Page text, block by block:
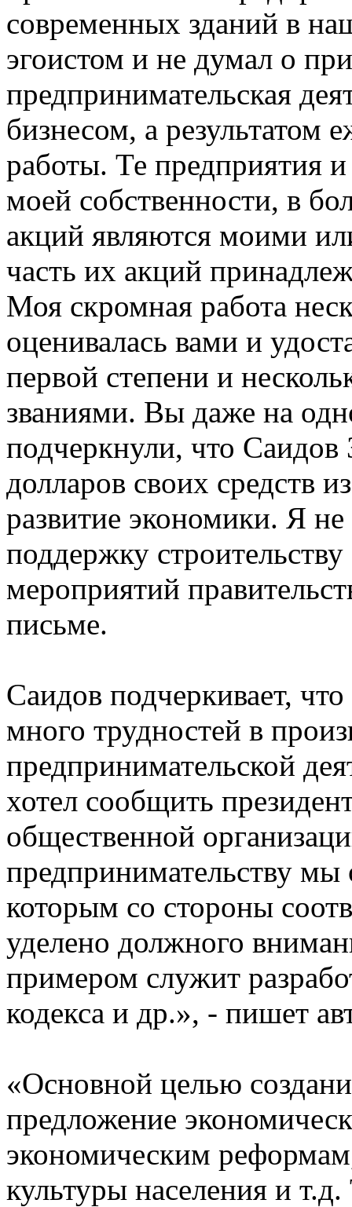
современных зданий в
эгоистом и не думал о
предпринимательская
бизнесом, а результатом
работы. Те предприятия
моей собственности, в
акций являются моими
часть их акций
Моя скромная работа
оценивалась вами и
первой степени и
званиями. Вы даже на
подчеркнули, что
долларов своих средств
развитие экономики. Я
поддержку
мероприятий
письме.
Саидов подчеркивает,
много трудностей в
предпринимательской
хотел сообщить
общественной
предпринимательству
которым со стороны
уделено должного
примером служит
кодекса и др.», - пишет
«Основной целью
предложение
экономическим
культуры населения и